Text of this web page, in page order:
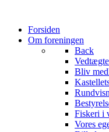
Forsiden
Om foreningen
Back
Bliv
Fiskeri i
Vores